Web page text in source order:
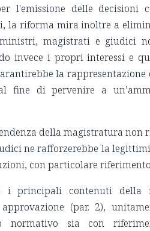
l'emissione delle decisioni
la riforma mira inoltre a
magistrati e giudici
invece i propri interessi e
la rappresentazione
fine di pervenire a
della magistratura non
ne rafforzerebbe la
con particolare
i principali contenuti della
(par. 2),
normativo sia con